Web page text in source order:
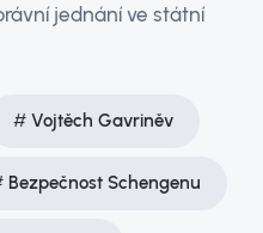
jednání ve státní
Vojtěch Gavriněv
Bezpečnost Schengenu